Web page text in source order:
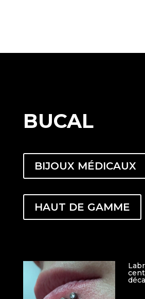
BUCAL
BIJOUX MÉDICAUX
HAUT DE GAMME